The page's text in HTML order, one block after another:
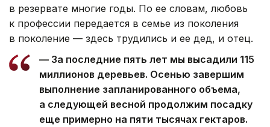
в резервате многие годы. По ее словам, любовь
к профессии передается в семье из поколения
в поколение — здесь трудились и ее дед, и отец.
— За последние пять лет мы высадили 115
миллионов деревьев. Осенью завершим
выполнение запланированного объема,
а следующей весной продолжим посадку
еще примерно на пяти тысячах гектаров.